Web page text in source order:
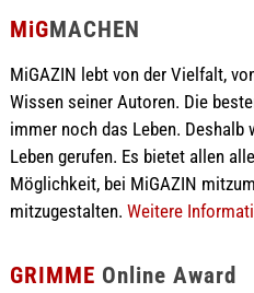
MiGMACHEN
MiGAZIN lebt von der Vielfalt,
Wissen seiner Autoren. Die
immer noch das Leben. Deshalb
Leben gerufen. Es bietet allen
Möglichkeit, bei MiGAZIN
mitzugestalten. Weitere
GRIMME Online Award